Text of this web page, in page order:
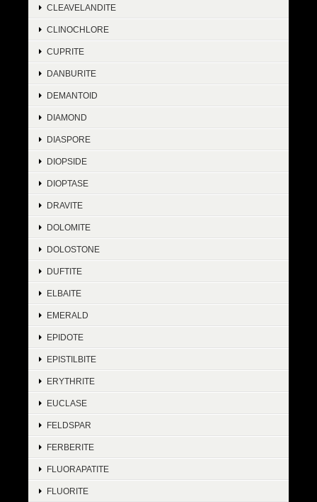
CLEAVELANDITE
CLINOCHLORE
CUPRITE
DANBURITE
DEMANTOID
DIAMOND
DIASPORE
DIOPSIDE
DIOPTASE
DRAVITE
DOLOMITE
DOLOSTONE
DUFTITE
ELBAITE
EMERALD
EPIDOTE
EPISTILBITE
ERYTHRITE
EUCLASE
FELDSPAR
FERBERITE
FLUORAPATITE
FLUORITE